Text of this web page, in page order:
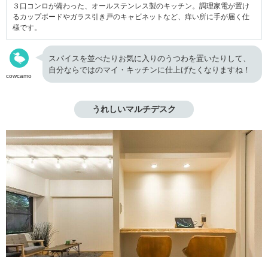
３口コンロが備わった、オールステンレス製のキッチン。調理家電が置け
るカップボードやガラス引き戸のキャビネットなど、痒い所に手が届く仕
様です。
cowcamo
スパイスを並べたりお気に入りのうつわを置いたりして、
自分ならではのマイ・キッチンに仕上げたくなりますね！
うれしいマルチデスク